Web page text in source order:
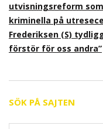
utvisningsreform
kriminella på
Frederiksen (S)
förstör för oss andra”
SÖK PÅ SAJTEN